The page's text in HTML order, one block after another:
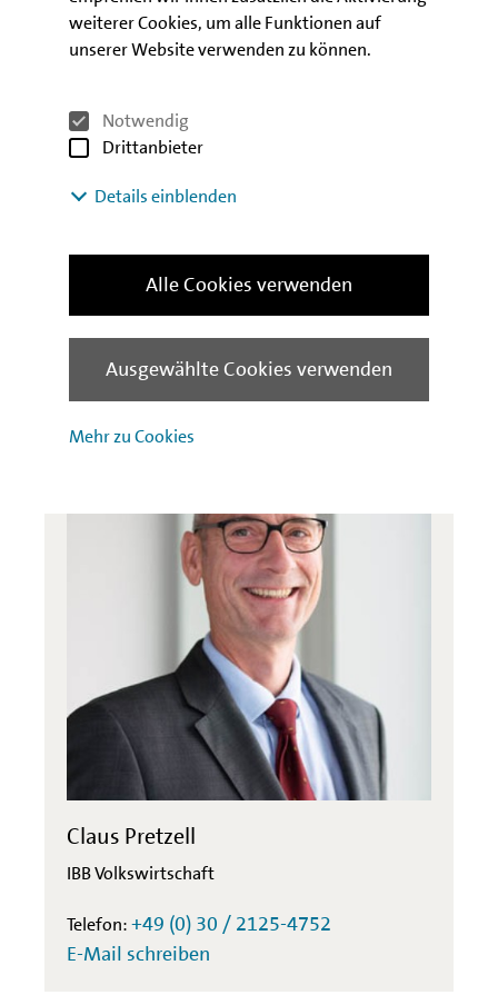
weiterer Cookies, um alle Funktionen auf
unserer Website verwenden zu können.
Notwendig
Drittanbieter
Details einblenden
Mehr zu Cookies
Ausgewählte Cookies verwenden
Alle Cookies verwenden
Prozent im Neubau. Dennoch zogen die Umsätze mit
+13,4 Prozent auf 2,7 Mrd. EUR im Bauhauptgewerbe
bis August im Vergleich zum Vorjahreszeitraum
Kontakt
Claus Pretzell
IBB Volkswirtschaft
Telefon:+49 (0) 30 / 2125-4752
E-Mail schreiben